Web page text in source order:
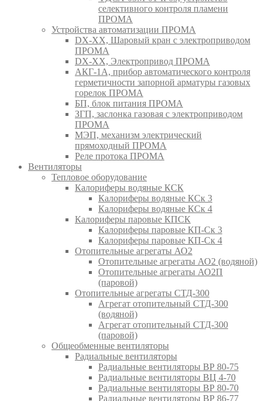
селективного контроля пламени
ПРОМА
Устройства автоматизации ПРОМА
DX-XX, Шаровый кран c электроприводом
ПРОМА
DX-XX, Электропривод ПРОМА
АКГ-1А, прибор автоматического контроля
герметичности запорной арматуры газовых
горелок ПРОМА
БП, блок питания ПРОМА
ЗГП, заслонка газовая с электроприводом
ПРОМА
МЭП, механизм электрический
прямоходный ПРОМА
Реле протока ПРОМА
Вентиляторы
Тепловое оборудование
Калориферы водяные КСК
Калориферы водяные КСк 3
Калориферы водяные КСк 4
Калориферы паровые КПСК
Калориферы паровые КП-Ск 3
Калориферы паровые КП-Ск 4
Отопительные агрегаты АО2
Отопительные агрегаты АО2 (водяной)
Отопительные агрегаты АО2П
(паровой)
Отопительные агрегаты СТД-300
Агрегат отопительный СТД-300
(водяной)
Агрегат отопительный СТД-300
(паровой)
Общеобменные вентиляторы
Радиальные вентиляторы
Радиальные вентиляторы ВР 80-75
Радиальные вентиляторы ВЦ 4-70
Радиальные вентиляторы ВР 80-70
Радиальные вентиляторы ВР 86-77